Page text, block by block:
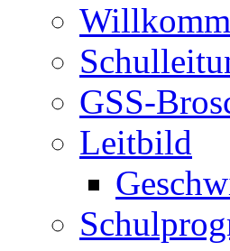
GSS-
Leitbild